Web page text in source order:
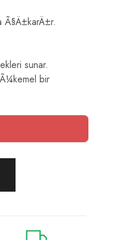
Ã§Ä±karÄ±r.
sunar.
bir